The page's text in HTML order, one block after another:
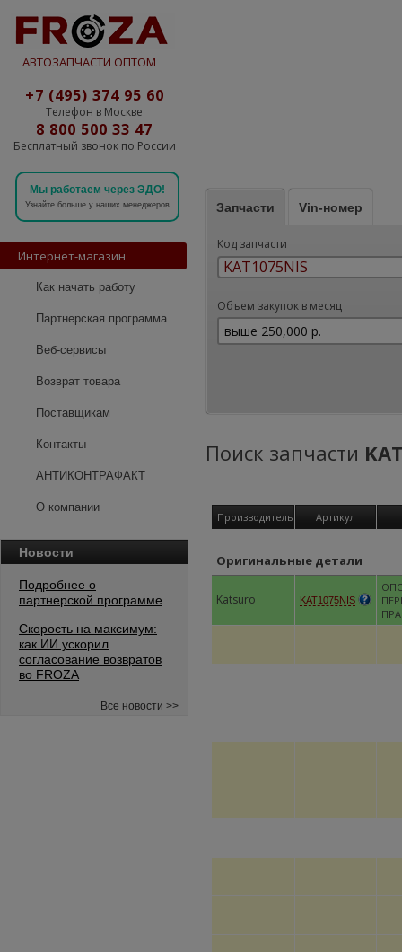
АВТОЗАПЧАСТИ ОПТОМ
+7 (495) 374 95 60
Телефон в Москве
8 800 500 33 47
Бесплатный звонок по России
Мы работаем через ЭДО!
Узнайте больше у наших менеджеров
Интернет-магазин
Как начать работу
Партнерская программа
Веб-сервисы
Возврат товара
Поставщикам
Контакты
АНТИКОНТРАФАКТ
О компании
Новости
Подробнее о
партнерской программе
Скорость на максимум:
как ИИ ускорил
согласование возвратов
во FROZA
Все новости >>
Запчасти Vin-номер
Код запчасти
Объем закупок в месяц
Поиск запчасти
Производитель Артикул
Оригинальные детали
Katsuro KAT1075NIS